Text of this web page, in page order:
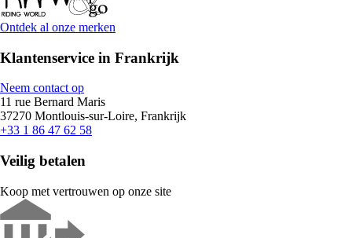
Ontdek al onze merken
Klantenservice in Frankrijk
Neem contact op
11 rue Bernard Maris
37270 Montlouis-sur-Loire, Frankrijk
+33 1 86 47 62 58
Veilig betalen
Koop met vertrouwen op onze site